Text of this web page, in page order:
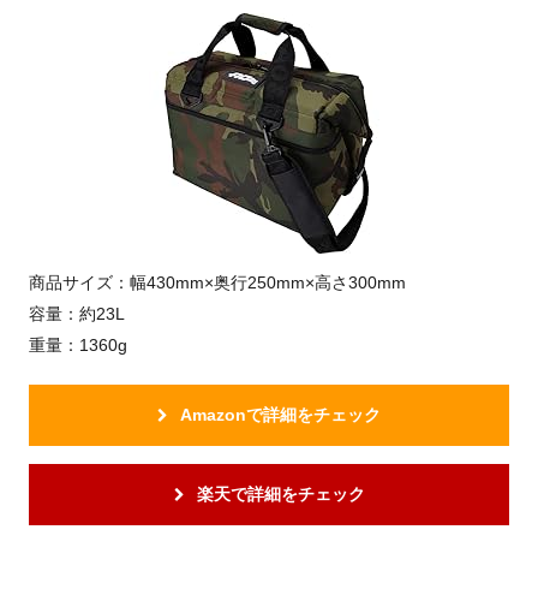
商品サイズ：幅430mm×奥行250mm×高さ300mm
容量：約23L
重量：1360g
Amazonで詳細をチェック
楽天で詳細をチェック